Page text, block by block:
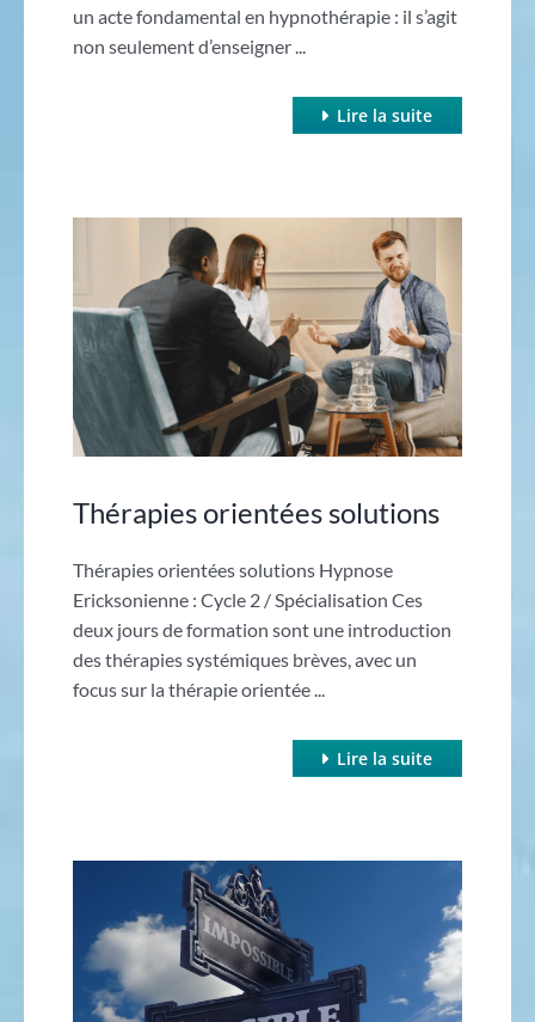
un acte fondamental en hypnothérapie : il s’agit
non seulement d’enseigner ...
Lire la suite
Thérapies orientées solutions
Thérapies orientées solutions Hypnose
Ericksonienne : Cycle 2 / Spécialisation Ces
deux jours de formation sont une introduction
des thérapies systémiques brèves, avec un
focus sur la thérapie orientée ...
Lire la suite